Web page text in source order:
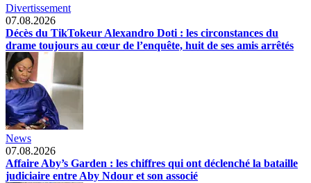
Divertissement
07.08.2026
Décès du TikTokeur Alexandro Doti : les circonstances du
drame toujours au cœur de l’enquête, huit de ses amis arrêtés
News
07.08.2026
Affaire Aby’s Garden : les chiffres qui ont déclenché la bataille
judiciaire entre Aby Ndour et son associé